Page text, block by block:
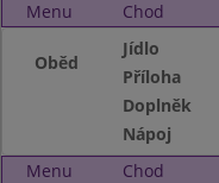
Menu Chod
Oběd
Jídlo
Příloha
Doplněk
Nápoj
Menu
Chod